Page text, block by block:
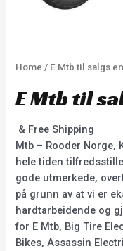
Home / E Mtb til salgs
E Mtb til
& Free Shipping
Mtb – Rooder Norge,
hele tiden
gode utmerkede,
på grunn av at vi er
hardtarbeidende og
for E Mtb, Big Tire
Bikes, Assassin